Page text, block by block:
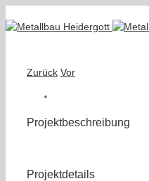
Zurück Vor
Projektbeschreibung
Projektdetails